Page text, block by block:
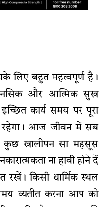
लिए बहुत महत्वपूर्ण है।
और आत्मिक सुख
इच्छित कार्य समय पर पूरा
रहेगा। आज जीवन में सब
कुछ खालीपन सा महसूस
ना हावी होने दें
रखें। किसी धार्मिक स्थल
व्यतीत करना आप को